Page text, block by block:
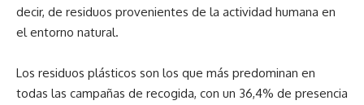
decir, de residuos provenientes de la actividad humana en
el entorno natural.
Los residuos plásticos son los que más predominan en
todas las campañas de recogida, con un 36,4% de presencia